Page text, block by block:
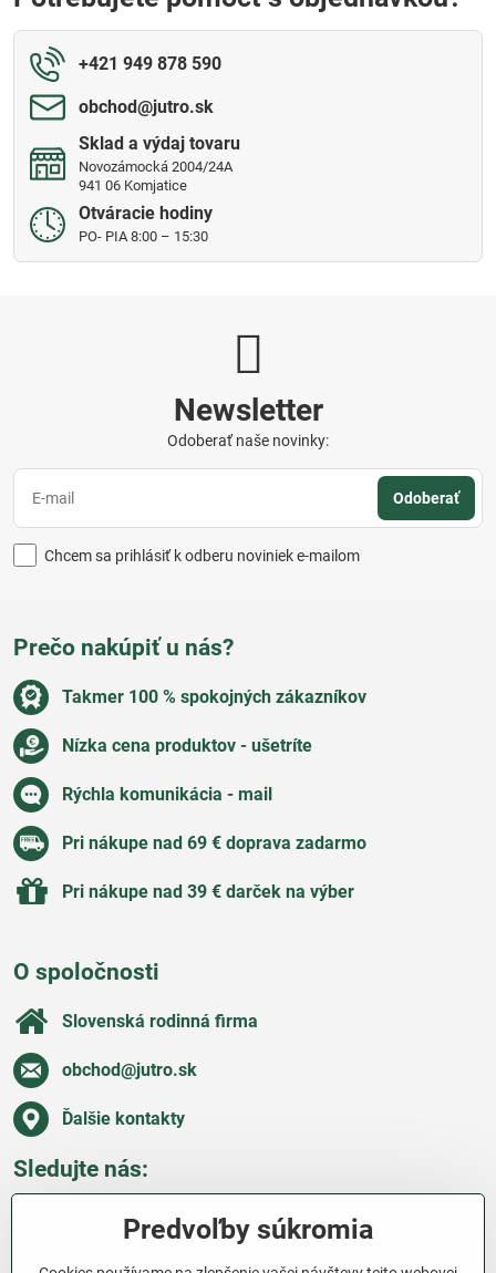
+421 949 878 590
obchod​@jutro​.sk
Sklad a výdaj tovaru
Novozámocká 2004/24A
941 06 Komjatice
Otváracie hodiny
PO- PIA 8:00 – 15:30
Newsletter
Odoberať naše novinky:
Odoberať
Chcem sa prihlásiť k odberu noviniek e-mailom
Prečo nakúpiť u nás?
Takmer 100 % spokojných zákazníkov
Nízka cena produktov - ušetríte
Rýchla komunikácia - mail
Pri nákupe nad 69 € doprava zadarmo
Pri nákupe nad 39 € darček na výber
O spoločnosti
Slovenská rodinná firma
obchod​@jutro​.sk
Ďalšie kontakty
Sledujte nás:
Predvoľby súkromia